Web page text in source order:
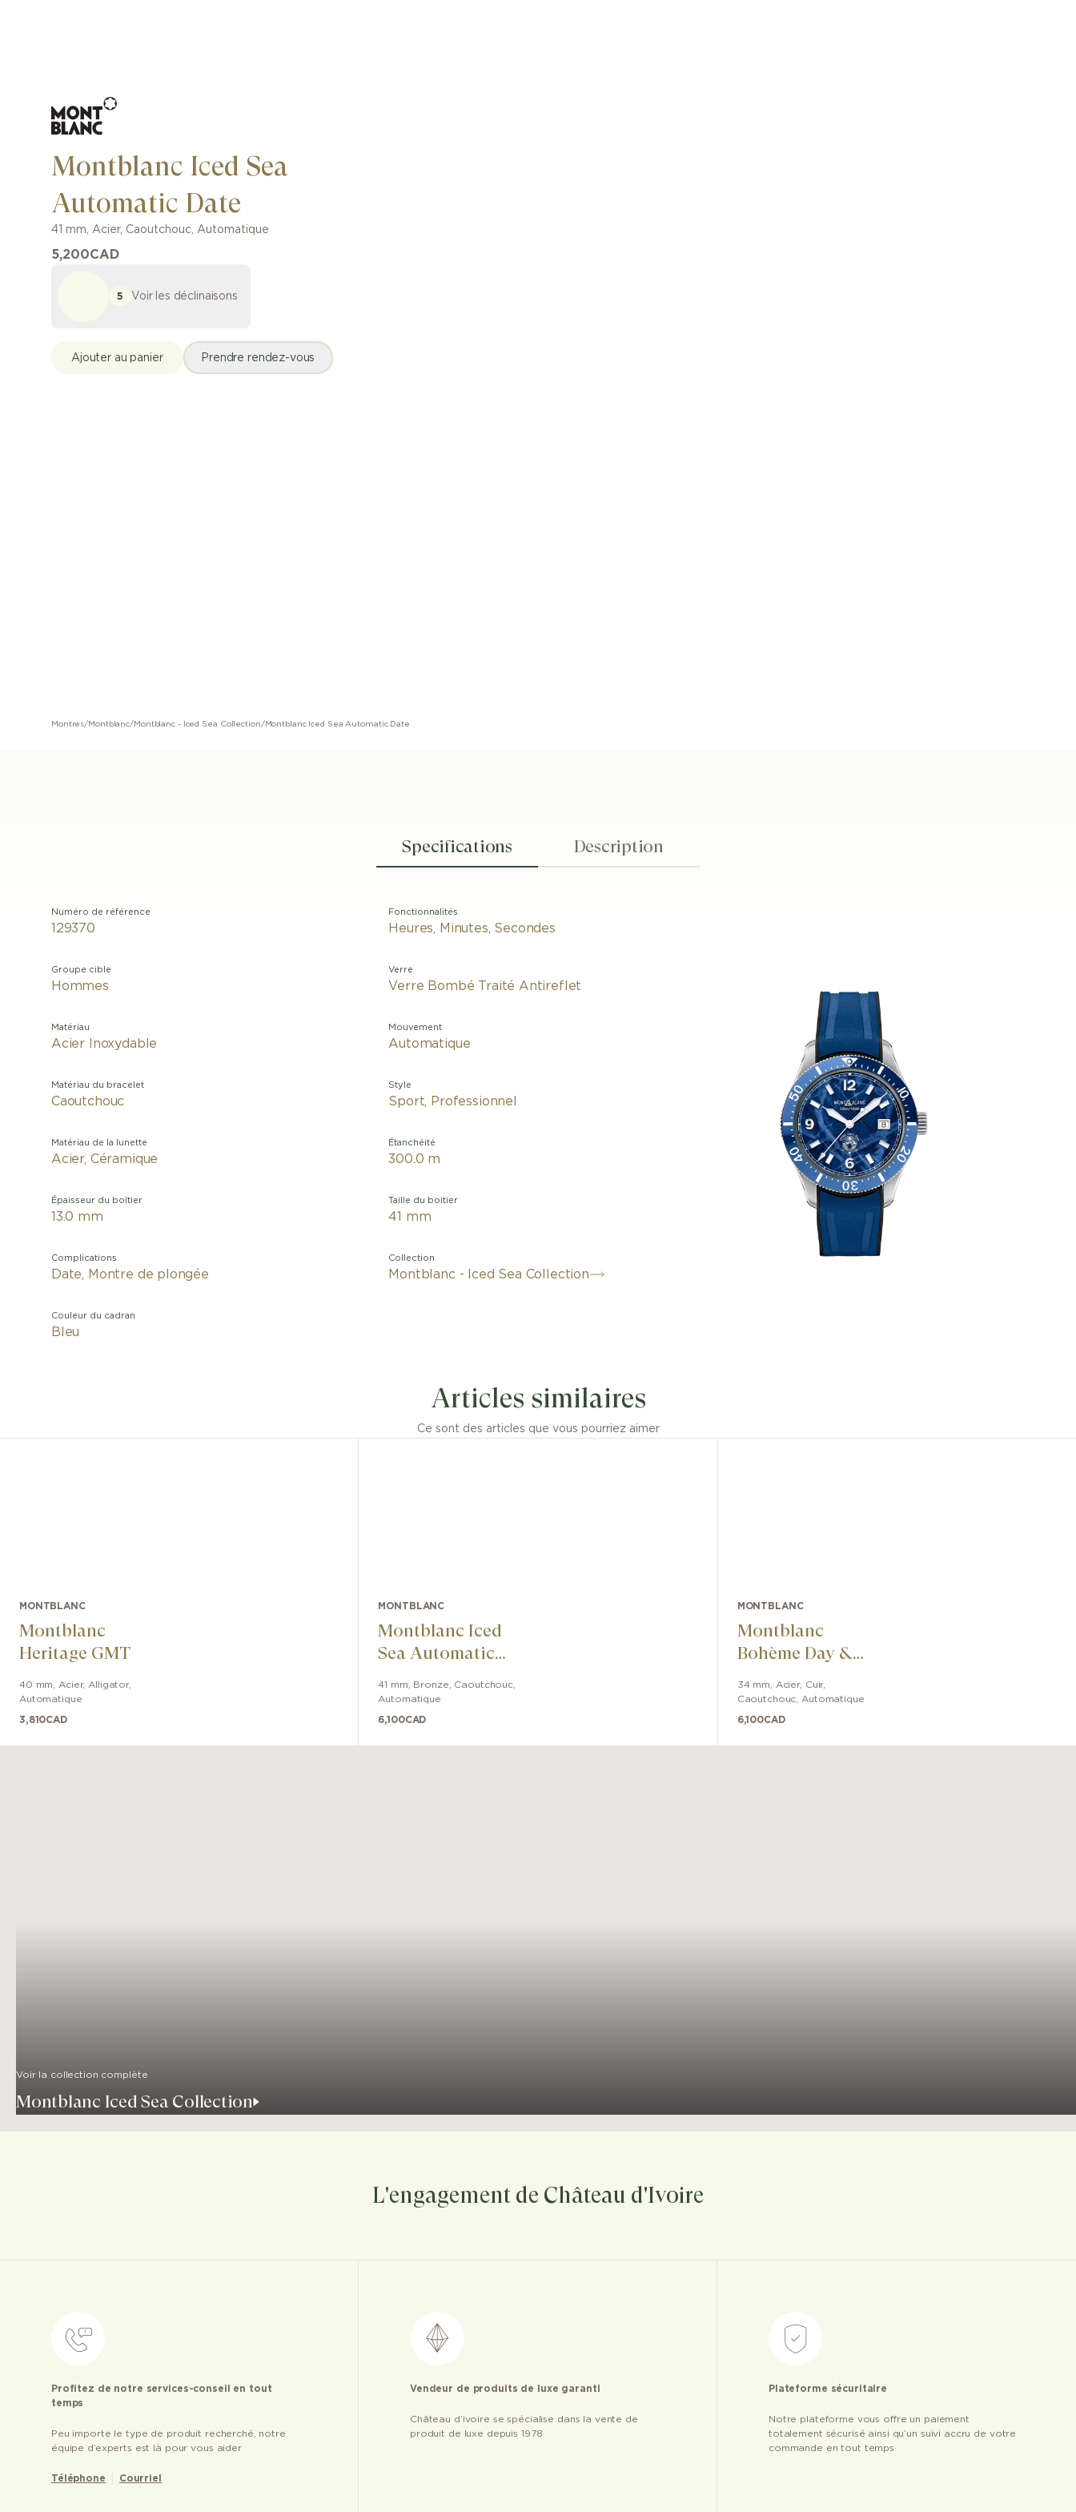
Montblanc Iced Sea
Automatic Date
41 mm, Acier, Caoutchouc, Automatique
5,200CAD
5 Voir les déclinaisons
Ajouter au panier Prendre rendez-vous
Montres/ Montblanc/ Montblanc - Iced Sea Collection/Montblanc Iced Sea Automatic Date
Specifications Description
Numéro de référence
129370
Groupe cible
Hommes
Matériau
Acier Inoxydable
Matériau du bracelet
Caoutchouc
Matériau de la lunette
Acier, Céramique
Épaisseur du boîtier
13.0 mm
Complications
Date, Montre de plongée
Couleur du cadran
Bleu
Fonctionnalités
Heures, Minutes, Secondes
Verre
Verre Bombé Traité Antireflet
Mouvement
Automatique
Style
Sport, Professionnel
Étanchéité
300.0 m
Taille du boitier
41 mm
Collection
Montblanc - Iced Sea Collection
Articles similaires
Ce sont des articles que vous pourriez aimer
MONTBLANC
Montblanc
Heritage GMT
40 mm Acier, Alligator,
Automatique
3,810CAD
MONTBLANC
Montblanc Iced
Sea Automatic
41 mm Bronze Caoutchouc
Automatique
6,100CAD
MONTBLANC
Montblanc
Bohème Day &
34 mm Acier, Cuir,
Caoutchouc
Automatique
6,100CAD
Voir la collection complète
Montblanc Iced Sea Collection
L'engagement de Château d'Ivoire
Profitez de notre services-conseil en tout
temps
Peu importe le type de produit recherché, notre
équipe d’experts est là pour vous aider
Téléphone Courriel
Vendeur de produits de luxe garanti
Château d’ivoire se spécialise dans la vente de
produit de luxe depuis 1978
Plateforme sécuritaire
Notre plateforme vous offre un paiement
totalement sécurisé ainsi qu’un suivi accru de votre
commande en tout temps